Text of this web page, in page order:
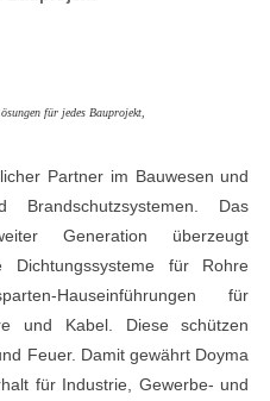
für jedes Bauprojekt,
Partner im Bauwesen und
Das
Generation überzeugt
Dichtungssysteme für Rohre
Hauseinführungen für
und Kabel. Diese schützen
Feuer. Damit gewährt Doyma
für Industrie, Gewerbe- und